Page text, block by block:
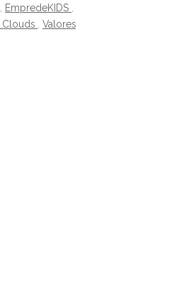
EmpredeKIDS
Valores